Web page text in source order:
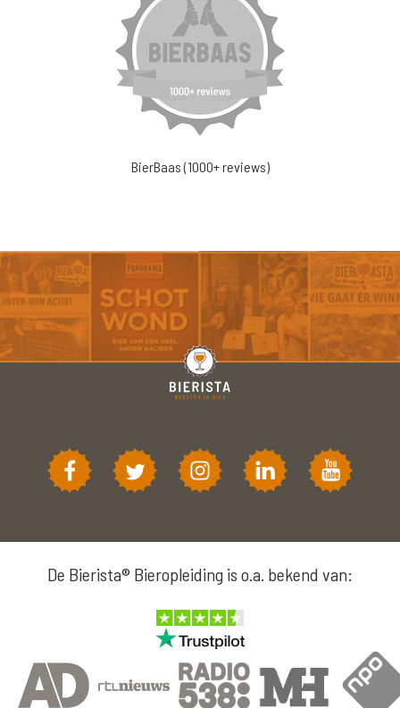
BierBaas (1000+ reviews)
De Bierista® Bieropleiding is o.a. bekend van: